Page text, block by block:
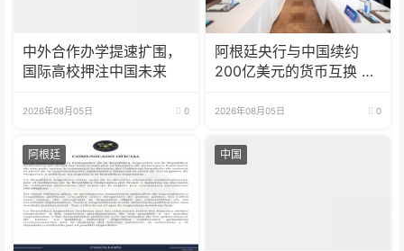
中外合作办学提速扩围，
国际高校押注中国未来
2026年08月05日 0
阿根廷央行与中国续约
200亿美元的货币互换 有
2026年08月05日 0
阿根廷 中国